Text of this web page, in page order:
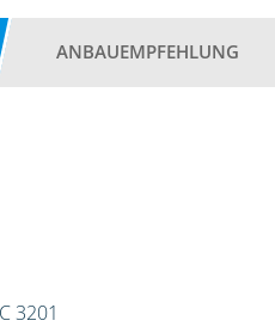
ANBAUEMPFEHLUNG